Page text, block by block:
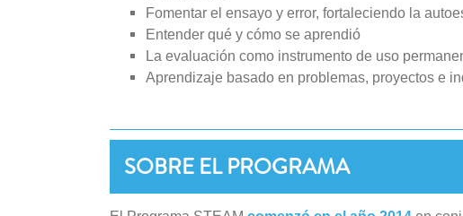
Fomentar el ensayo y error, fortaleciendo la
Entender qué y cómo se aprendió
La evaluación como instrumento de uso
Aprendizaje basado en problemas, proyectos e
SOBRE EL PROGRAMA